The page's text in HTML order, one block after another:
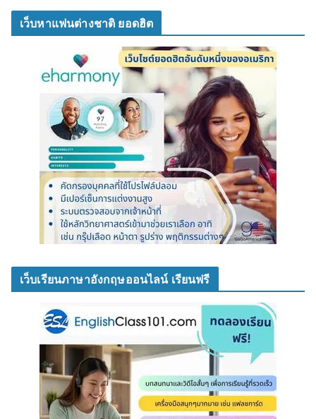
เว็บหาแฟนต่างชาติ ยอดฮิต
เว็บเรียนภาษาอังกฤษออนไลน์ เรียนฟรี